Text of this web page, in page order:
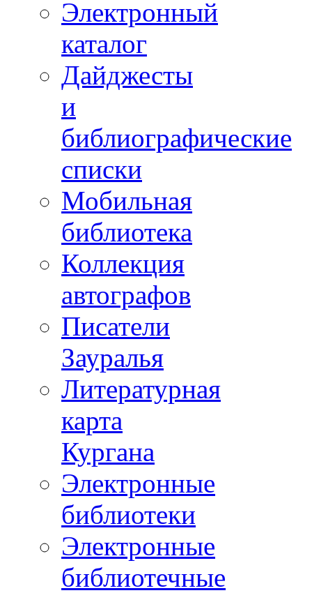
Электронный
каталог
Дайджесты
и
библиографические
списки
Мобильная
библиотека
Коллекция
автографов
Писатели
Зауралья
Литературная
карта
Кургана
Электронные
библиотеки
Электронные
библиотечные